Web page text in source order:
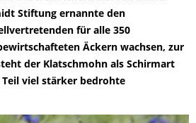
Stiftung ernannte den
für alle 350
Äckern wachsen, zur
der Klatschmohn als Schirmart
viel stärker bedrohte